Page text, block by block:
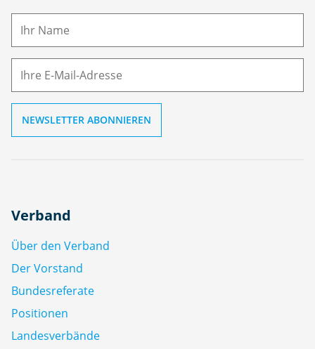
M
Verband
Über den Verband
Der Vorstand
Bundesreferate
Positionen
Landesverbände